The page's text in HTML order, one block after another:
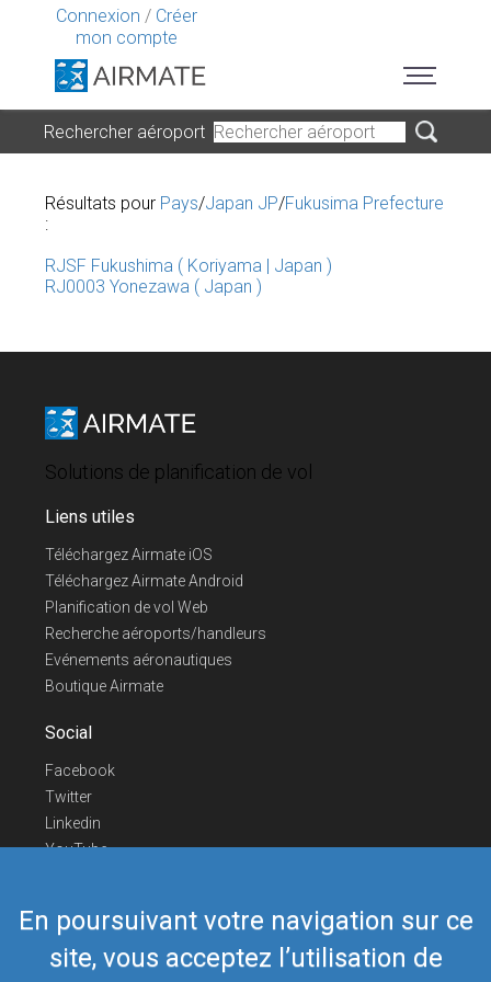
Connexion / Créer
mon compte
En poursuivant votre navigation sur ce
site, vous acceptez l’utilisation de
Rechercher aéroport
Résultats pour Pays/Japan JP/Fukusima Prefecture
:
RJSF Fukushima ( Koriyama | Japan )
RJ0003 Yonezawa ( Japan )
Solutions de planification de vol
Liens utiles
Téléchargez Airmate iOS
Téléchargez Airmate Android
Planification de vol Web
Recherche aéroports/handleurs
Evénements aéronautiques
Boutique Airmate
Social
Facebook
Twitter
Linkedin
YouTube
Nous contacter
Téléphone Europe+352 26441835